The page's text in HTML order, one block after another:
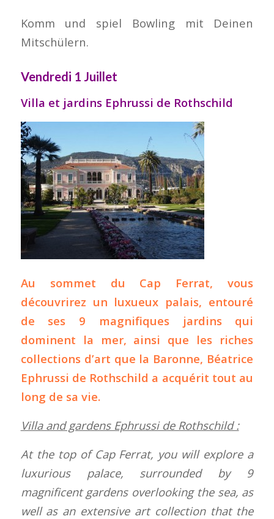
Komm und spiel Bowling mit Deinen
Mitschülern.
Vendredi 1 Juillet
Villa et jardins Ephrussi de Rothschild
Au sommet du Cap Ferrat, vous
découvrirez un luxueux palais, entouré
de ses 9 magnifiques jardins qui
dominent la mer, ainsi que les riches
collections d’art que la Baronne, Béatrice
Ephrussi de Rothschild a acquérit tout au
long de sa vie.
Villa and gardens Ephrussi de Rothschild :
At the top of Cap Ferrat, you will explore a
luxurious palace, surrounded by 9
magnificent gardens overlooking the sea, as
well as an extensive art collection that the